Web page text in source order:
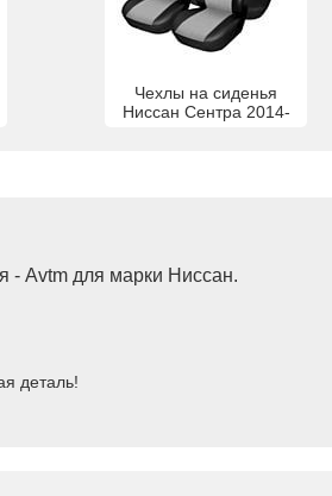
Чехлы на сиденья
Ниссан Сентра 2014-
- Avtm для марки Ниссан.
деталь!